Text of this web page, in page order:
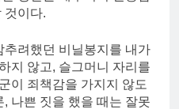
것이다.
추려했던 비닐봉지를 내가
지 않고, 슬그머니 자리를
이 죄책감을 가지지 않도
나쁜 짓을 했을 때는 잘못